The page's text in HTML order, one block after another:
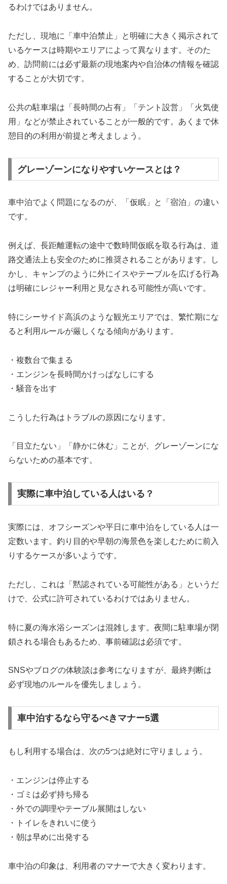
るわけではありません。
ただし、現地に「車中泊禁止」と明確に大きく掲示されて
いるケースは時期やエリアによって異なります。そのた
め、訪問前には必ず最新の現地案内や自治体の情報を確認
することが大切です。
公共の駐車場は「長時間の占有」「テント設営」「火気使
用」などが禁止されていることが一般的です。あくまで休
憩目的の利用が前提と考えましょう。
グレーゾーンになりやすいケースとは？
車中泊でよく問題になるのが、「仮眠」と「宿泊」の違い
です。
例えば、長距離運転の途中で数時間仮眠を取る行為は、道
路交通法上も安全のために推奨されることがあります。し
かし、キャンプのように外にイスやテーブルを広げる行為
は明確にレジャー利用と見なされる可能性が高いです。
特にシーサイド高浜のような観光エリアでは、繁忙期にな
ると利用ルールが厳しくなる傾向があります。
・複数台で集まる
・エンジンを長時間かけっぱなしにする
・騒音を出す
こうした行為はトラブルの原因になります。
「目立たない」「静かに休む」ことが、グレーゾーンにな
らないための基本です。
実際に車中泊している人はいる？
実際には、オフシーズンや平日に車中泊をしている人は一
定数います。釣り目的や早朝の海景色を楽しむために前入
りするケースが多いようです。
ただし、これは「黙認されている可能性がある」というだ
けで、公式に許可されているわけではありません。
特に夏の海水浴シーズンは混雑します。夜間に駐車場が閉
鎖される場合もあるため、事前確認は必須です。
SNSやブログの体験談は参考になりますが、最終判断は
必ず現地のルールを優先しましょう。
車中泊するなら守るべきマナー5選
もし利用する場合は、次の5つは絶対に守りましょう。
・エンジンは停止する
・ゴミは必ず持ち帰る
・外での調理やテーブル展開はしない
・トイレをきれいに使う
・朝は早めに出発する
車中泊の印象は、利用者のマナーで大きく変わります。